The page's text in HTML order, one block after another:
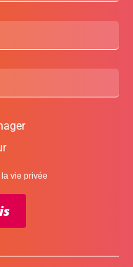
vie privée